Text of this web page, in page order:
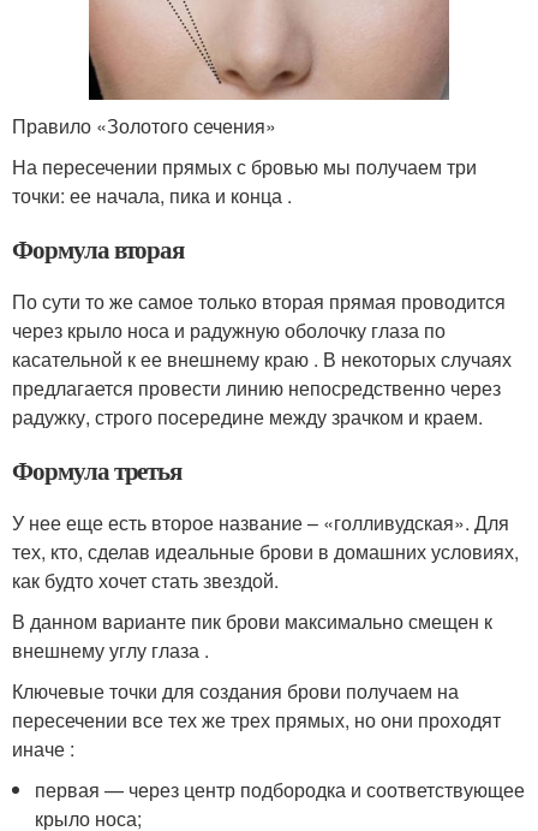
Правило «Золотого сечения»
На пересечении прямых с бровью мы получаем три
точки: ее начала, пика и конца .
Формула вторая
По сути то же самое только вторая прямая проводится
через крыло носа и радужную оболочку глаза по
касательной к ее внешнему краю . В некоторых случаях
предлагается провести линию непосредственно через
радужку, строго посередине между зрачком и краем.
Формула третья
У нее еще есть второе название – «голливудская». Для
тех, кто, сделав идеальные брови в домашних условиях,
как будто хочет стать звездой.
В данном варианте пик брови максимально смещен к
внешнему углу глаза .
Ключевые точки для создания брови получаем на
пересечении все тех же трех прямых, но они проходят
иначе :
первая — через центр подбородка и соответствующее
крыло носа;